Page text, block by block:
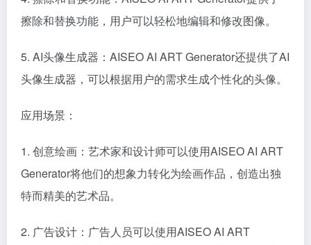
擦除和替换功能，用户可以轻松地编辑和修改图像。
5. AI头像生成器：AISEO AI ART Generator还提供了AI
头像生成器，可以根据用户的需求生成个性化的头像。
应用场景：
1. 创意绘画：艺术家和设计师可以使用AISEO AI ART
Generator将他们的想象力转化为绘画作品，创造出独
特而精美的艺术品。
2. 广告设计：广告人员可以使用AISEO AI ART